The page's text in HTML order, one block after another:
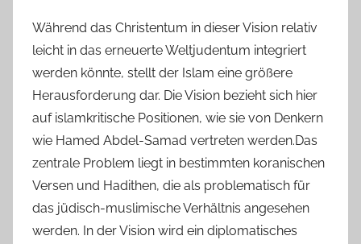
Während das Christentum in dieser Vision relativ
leicht in das erneuerte Weltjudentum integriert
werden könnte, stellt der Islam eine größere
Herausforderung dar. Die Vision bezieht sich hier
auf islamkritische Positionen, wie sie von Denkern
wie Hamed Abdel-Samad vertreten werden.Das
zentrale Problem liegt in bestimmten koranischen
Versen und Hadithen, die als problematisch für
das jüdisch-muslimische Verhältnis angesehen
werden. In der Vision wird ein diplomatisches